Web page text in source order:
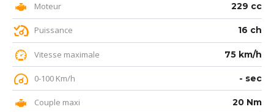
Moteur 229 cc
Puissance 16 ch
Vitesse maximale 75 km/h
0-100 Km/h - sec
Couple maxi 20 Nm